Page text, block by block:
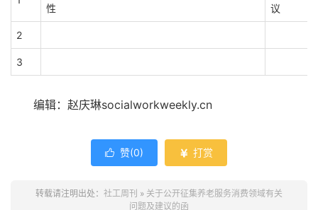
性
议
2
3
编辑：赵庆琳socialworkweekly.cn
 赞(0)  打赏
转载请注明出处： 社工周刊 » 关于公开征集养老服务消费领域有关
问题及建议的函